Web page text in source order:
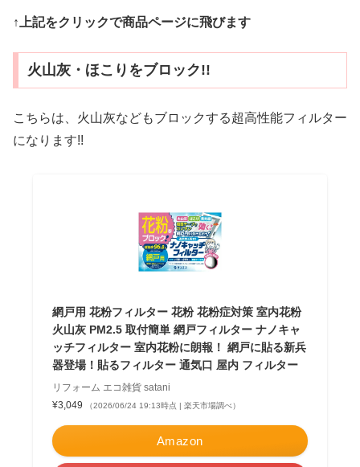
↑上記をクリックで商品ページに飛びます
火山灰・ほこりをブロック!!
こちらは、火山灰などもブロックする超高性能フィルター
になります!!
網戸用 花粉フィルター 花粉 花粉症対策 室内花粉
火山灰 PM2.5 取付簡単 網戸フィルター ナノキャ
ッチフィルター 室内花粉に朗報！ 網戸に貼る新兵
器登場！貼るフィルター 通気口 屋内 フィルター
リフォーム エコ雑貨 satani
¥3,049
（2026/06/24 19:13時点 | 楽天市場調べ）
Amazon